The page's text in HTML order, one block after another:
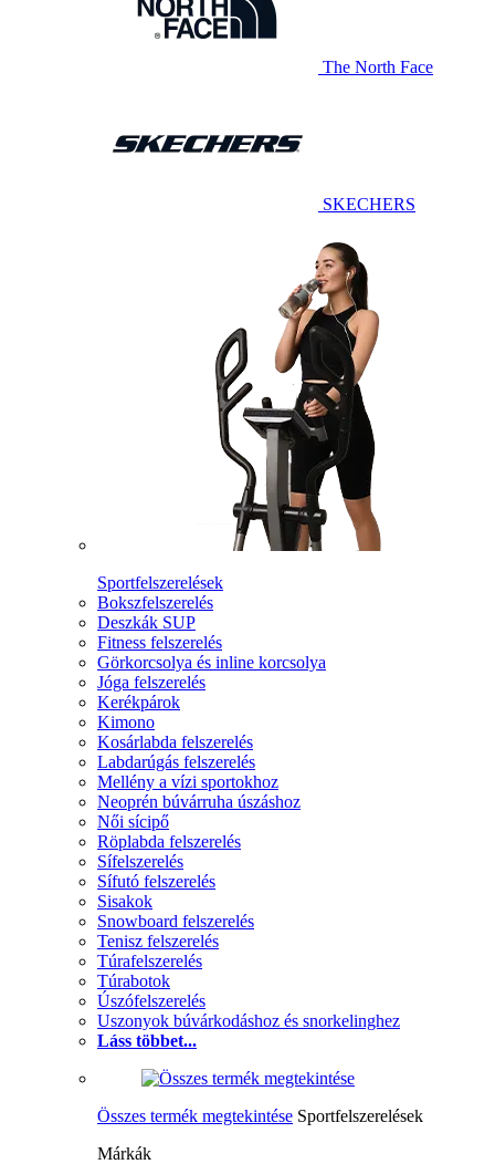
The North Face
SKECHERS
Sportfelszerelések
Bokszfelszerelés
Deszkák SUP
Fitness felszerelés
Görkorcsolya és inline korcsolya
Jóga felszerelés
Kerékpárok
Kimono
Kosárlabda felszerelés
Labdarúgás felszerelés
Mellény a vízi sportokhoz
Neoprén búvárruha úszáshoz
Női sícipő
Röplabda felszerelés
Sífelszerelés
Sífutó felszerelés
Sisakok
Snowboard felszerelés
Tenisz felszerelés
Túrafelszerelés
Túrabotok
Úszófelszerelés
Uszonyok búvárkodáshoz és snorkelinghez
Láss többet...
Összes termék megtekintése Sportfelszerelések
Márkák